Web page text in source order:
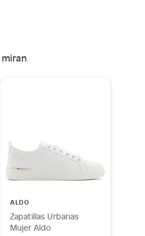
ALDO
Zapatillas Urbanas
Mujer Aldo